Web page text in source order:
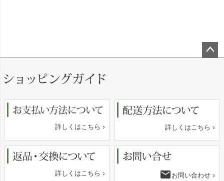
詳しくはこちら 詳しくはこちら
詳しくはこちら email お問い合わせ